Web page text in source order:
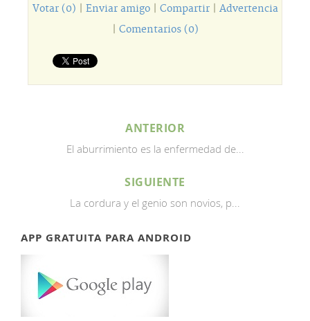
Votar (0) Enviar amigo| Compartir| Advertencia
Comentarios (0)
ANTERIOR
El aburrimiento es la enfermedad de...
SIGUIENTE
La cordura y el genio son novios, p...
APP GRATUITA PARA ANDROID